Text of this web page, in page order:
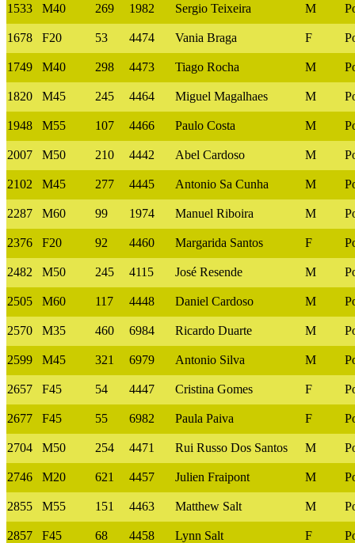
1533 M40 269 1982 Sergio Teixeira M
1678 F20 53 4474 Vania Braga F
1749 M40 298 4473 Tiago Rocha M
1820 M45 245 4464 Miguel Magalhaes M
1948 M55 107 4466 Paulo Costa M
2007 M50 210 4442 Abel Cardoso M
2102 M45 277 4445 Antonio Sa Cunha M
2287 M60 99 1974 Manuel Riboira M
2376 F20 92 4460 Margarida Santos F
2482 M50 245 4115 José Resende M
2505 M60 117 4448 Daniel Cardoso M
2570 M35 460 6984 Ricardo Duarte M
2599 M45 321 6979 Antonio Silva M
2657 F45 54 4447 Cristina Gomes F
2677 F45 55 6982 Paula Paiva F
2704 M50 254 4471 Rui Russo Dos Santos M
2746 M20 621 4457 Julien Fraipont M
2855 M55 151 4463 Matthew Salt M
2857 F45 68 4458 Lynn Salt F